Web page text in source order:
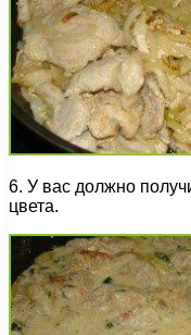
6. У вас должно
цвета.